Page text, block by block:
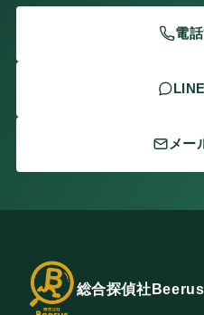
電
メー
総合探偵社Beerus